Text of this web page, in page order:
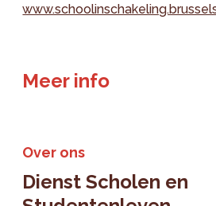
Meer info
Over ons
Dienst Scholen en